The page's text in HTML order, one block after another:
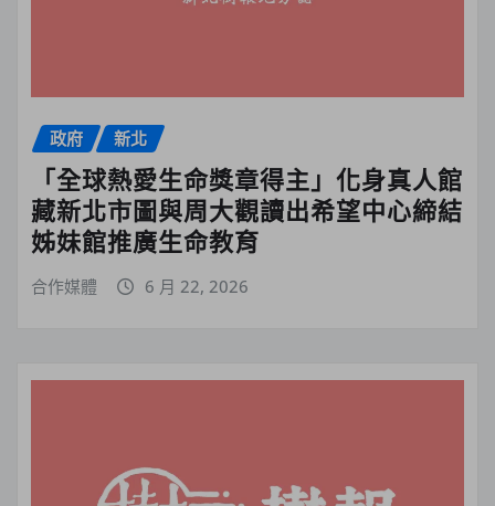
政府 新北
「全球熱愛生命獎章得主」化身真人館
藏新北市圖與周大觀讀出希望中心締結
姊妹館推廣生命教育
合作媒體 6 月 22, 2026